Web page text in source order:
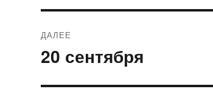
ДАЛЕЕ
Следующая
20 сентября